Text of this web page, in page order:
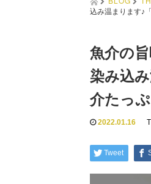
込み温まります♪
魚介の
染み込
介たっ
2022.01.16
Tweet